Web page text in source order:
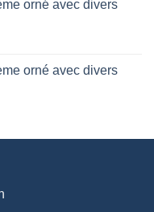
orné avec divers
orné avec divers